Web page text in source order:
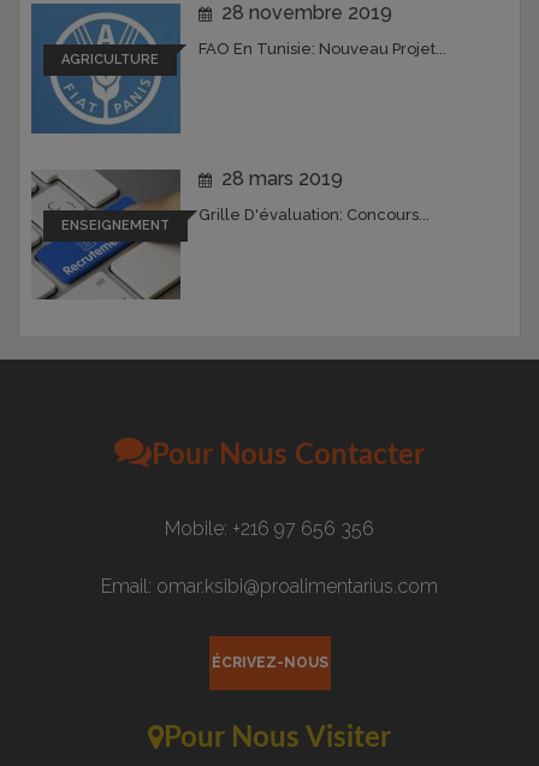
AGRICULTURE
28 novembre 2019
FAO En Tunisie: Nouveau Projet...
ENSEIGNEMENT
28 mars 2019
Grille D'évaluation: Concours...
Pour Nous Contacter
Mobile: +216 97 656 356
Email: omar.ksibi@proalimentarius.com
ÉCRIVEZ-NOUS
Pour Nous Visiter